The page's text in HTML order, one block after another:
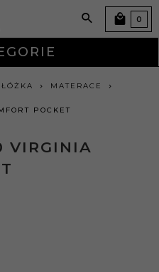
0
ŁÓŻKA MATERACE
POCKET
VIRGINIA